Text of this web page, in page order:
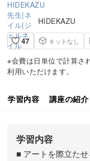
HIDEKAZU
47
キットなし
※会費は日単位で計算さ
利用いただけます。
学習内容 講座の紹介
学習内容
■ アートを際立た